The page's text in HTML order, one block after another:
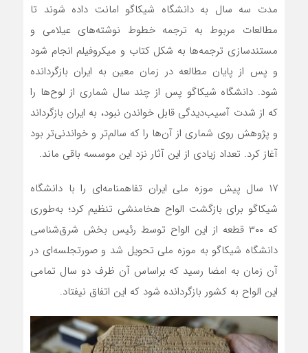
مدت سه سال به دانشگاه شیکاگو امانت داده شوند تا
مطالعات مربوط به ترجمه خطوط نوشته‌های عیلامی و
مستند‌سازی ترجمه‌ها به شکل کتاب و میکروفیلم انجام شود
و پس از پایان مطالعه در زمان معین به ایران بازگردانده
شود. دانشگاه شیکاگو پس از چند سال شماری از لوح‌ها را
که از شدت آسیب‌دیدگی قابل خواندن نبود، به ایران بازگرداند
و پژوهش روی شماری از آن‌ها را که سالم‌تر و خواندنی‌تر بود
آغاز کرد. تعداد زیادی از این آثار نزد این موسسه باقی ماند.
۱۷ سال پیش موزه ملی ایران تفاهمنامه‌ای را با دانشگاه
شیکاگو برای بازگشت الواح هخامنشی تنظیم کرد؛ به‌طوری
که ۳۰۰ قطعه از این الواح توسط رئیس بخش شرق‌شناسی
دانشگاه شیکاگو به موزه ملی تحویل شد و صورتجلسه‌ای در
آن زمان به امضا رسید که براساس آن ظرف دو سال تمامی
این الواح به کشور بازگردانده شود که این اتفاق نیفتاد.